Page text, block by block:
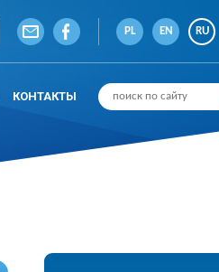
PL EN RU
КОНТАКТЫ